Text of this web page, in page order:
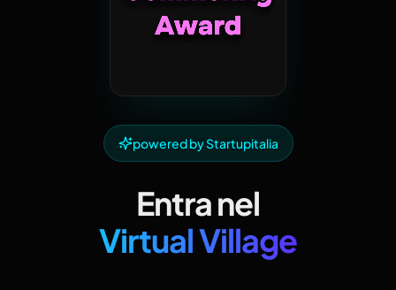
powered by Startupitalia
Entra nel
Virtual Village